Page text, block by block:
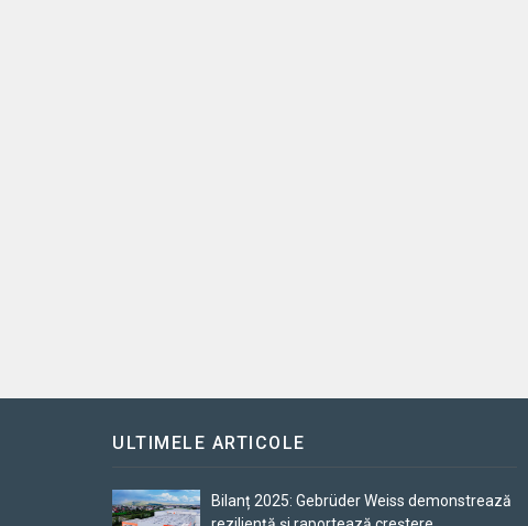
ULTIMELE ARTICOLE
Bilanț 2025: Gebrüder Weiss demonstrează